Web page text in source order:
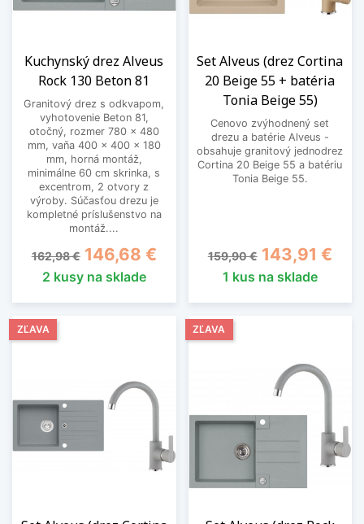
Kuchynský drez Alveus
Rock 130 Beton 81
Granitový drez s odkvapom,
vyhotovenie Beton 81,
otočný, rozmer 780 x 480
mm, vaňa 400 x 400 x 180
mm, horná montáž,
minimálne 60 cm skrinka, s
excentrom, 2 otvory z
výroby. Súčasťou drezu je
kompletné príslušenstvo na
montáž....
Základná cena
162,98 € Cena
146,68 €
2 kusy na sklade
Set Alveus (drez Cortina
20 Beige 55 + batéria
Tonia Beige 55)
Cenovo zvýhodnený set
drezu a batérie Alveus -
obsahuje granitový jednodrez
Cortina 20 Beige 55 a batériu
Tonia Beige 55.
Základná cena
159,90 € Cena
143,91 €
1 kus na sklade
ZĽAVA ZĽAVA